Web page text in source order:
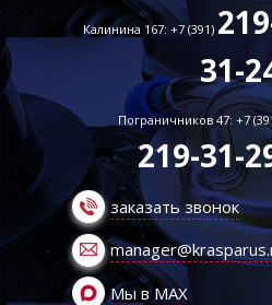
Калинина 167: +7 (391)
31-
Пограничников 47: +7
219-31-
заказать звонок
Мы в MAX